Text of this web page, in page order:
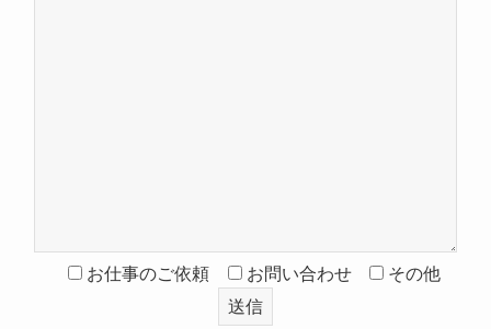
お仕事のご依頼 お問い合わせ その他